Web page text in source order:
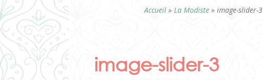
Accueil» La Modiste» image-slider-3
image-slider-3